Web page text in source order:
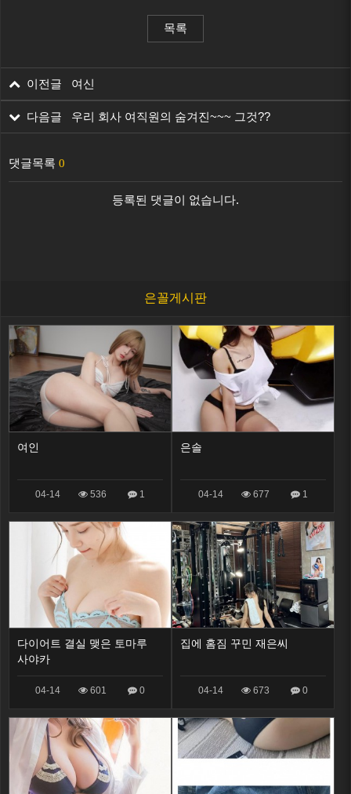
목록
이전글 여신
다음글 우리 회사 여직원의 숨겨진~~~ 그것??
댓글목록 0
등록된 댓글이 없습니다.
은꼴게시판
여인
04-14 536 1
은솔
04-14 677 1
다이어트 결실 맺은 토마루
사야카
04-14 601 0
집에 홈짐 꾸민 재은씨
04-14 673 0